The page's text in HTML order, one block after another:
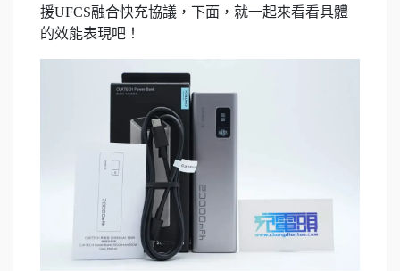
援UFCS融合快充協議，下面，就一起來看看具體
的效能表現吧！